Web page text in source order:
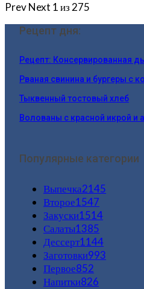
PrevNext 1 из 275
Рецепт дня:
Рецепт: Консервированная
Рваная свинина и бургеры с
Тыквенный тостовый хлеб
Волованы с красной икрой и
Популярные категории
Выпечка2145
Второе1547
Закуски1514
Салаты1385
Дессерт1144
Заготовки993
Первое852
Напитки826